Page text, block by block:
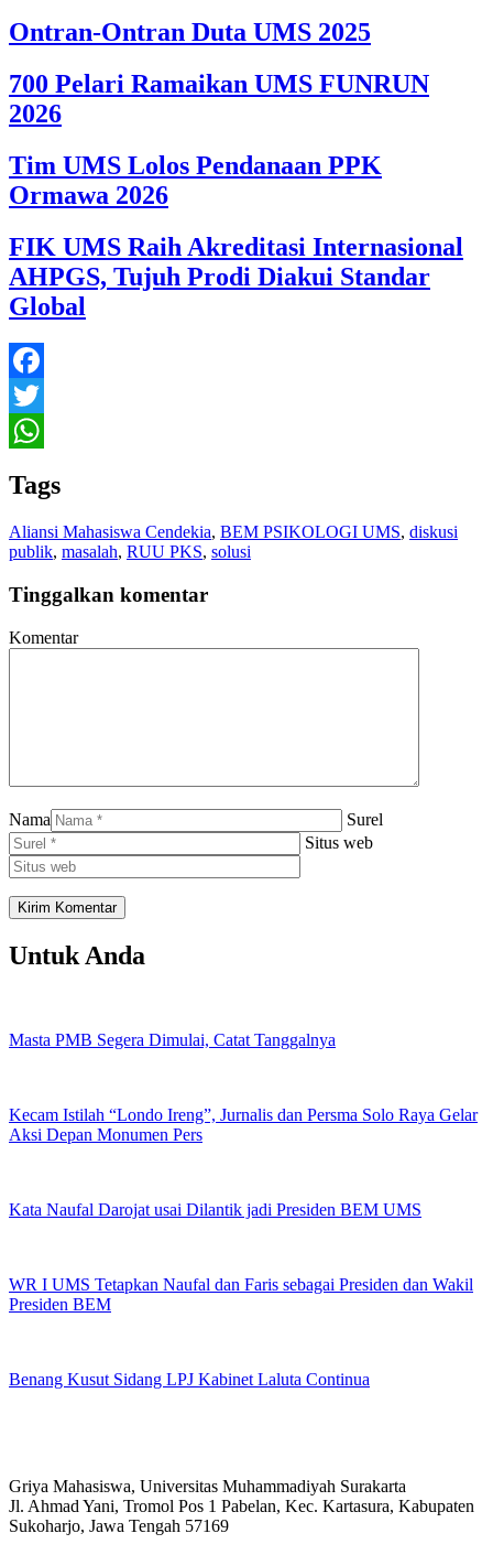
Ontran-Ontran Duta UMS 2025
700 Pelari Ramaikan UMS FUNRUN
2026
Tim UMS Lolos Pendanaan PPK
Ormawa 2026
FIK UMS Raih Akreditasi Internasional
AHPGS, Tujuh Prodi Diakui Standar
Global
Facebook
Twitter
Tags
Aliansi Mahasiswa Cendekia, BEM PSIKOLOGI UMS, diskusi
publik, masalah, RUU PKS, solusi
Tinggalkan komentar
Komentar
Nama
Surel
Situs web
Untuk Anda
Masta PMB Segera Dimulai, Catat Tanggalnya
Kecam Istilah “Londo Ireng”, Jurnalis dan Persma Solo Raya Gelar
Aksi Depan Monumen Pers
Kata Naufal Darojat usai Dilantik jadi Presiden BEM UMS
WR I UMS Tetapkan Naufal dan Faris sebagai Presiden dan Wakil
Presiden BEM
Benang Kusut Sidang LPJ Kabinet Laluta Continua
Griya Mahasiswa, Universitas Muhammadiyah Surakarta
Jl. Ahmad Yani, Tromol Pos 1 Pabelan, Kec. Kartasura, Kabupaten
Sukoharjo, Jawa Tengah 57169